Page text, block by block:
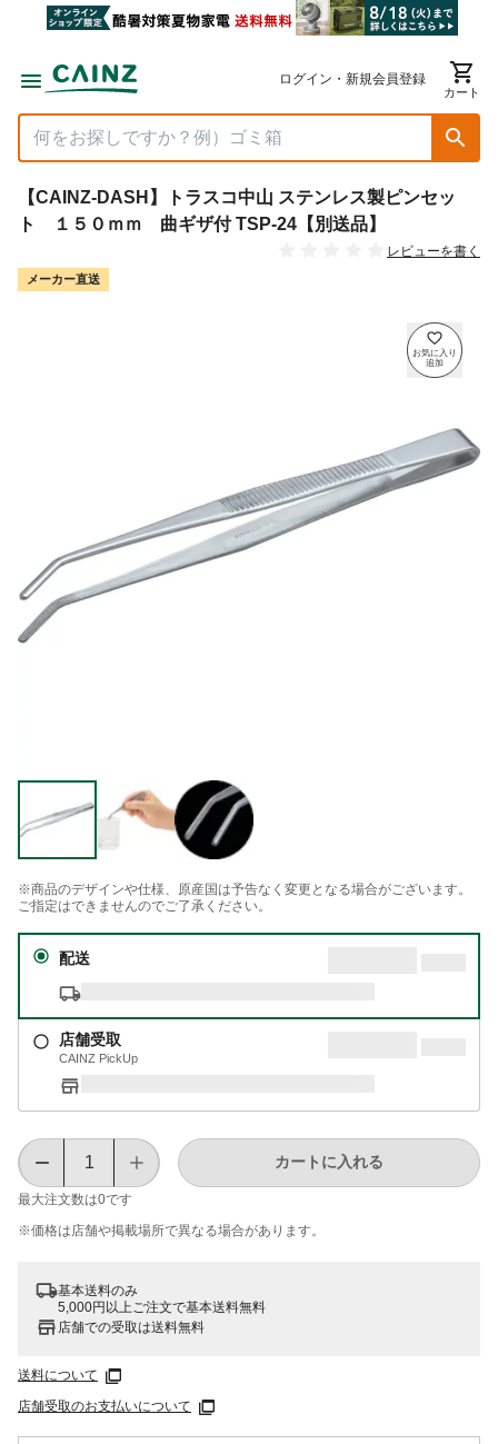
ログイン・新規会員登録
カート
【CAINZ-DASH】トラスコ中山 ステンレス製ピンセッ
ト １５０ｍｍ 曲ギザ付 TSP-24【別送品】
レビューを書く
メーカー直送
※商品のデザインや仕様、原産国は予告なく変更となる場合がございます。
ご指定はできませんのでご了承ください。
配送
店舗受取
CAINZ PickUp
最大注文数は0です
カートに入れる
※価格は​店舗や​掲載場所で​異なる​場合が​あります。
基本送料のみ
5,000円以上ご注文で基本送料無料
店舗での受取は送料無料
送料について
店舗受取のお支払いについて